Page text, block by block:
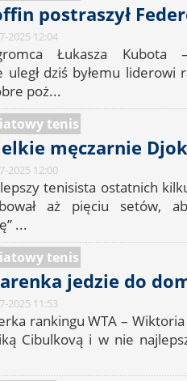
postraszył
2025 12:04
Łukasza
dziś byłemu liderowi
poż...
tenis
męczarnie
2025 12:00
tenisista ostatnich
aż pięciu setów,
...
tenis
jedzie do
2025 11:53
rankingu WTA –
Cibulkovą i w nie